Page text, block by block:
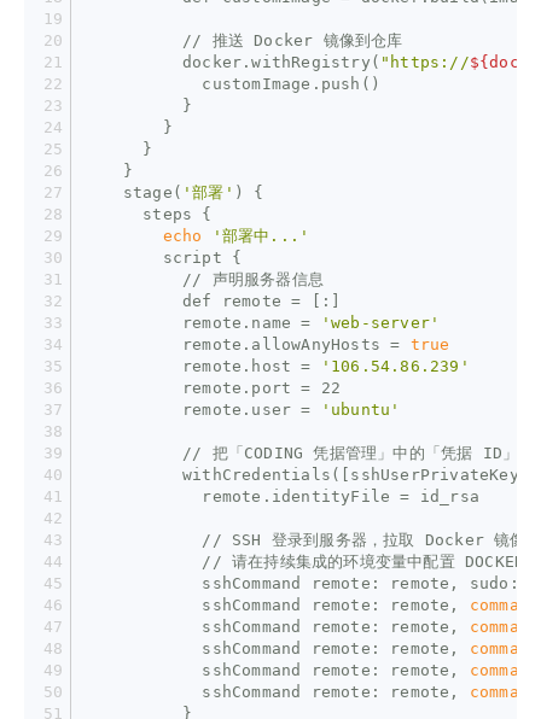
          // 推送 Docker 镜像到仓库
          docker.withRegistry(
"https://
            customImage.push()
          }
        }
      }
    }
    stage(
'部署' ) {
      steps {
echo
'部署中...'
        script {
          // 声明服务器信息
          def remote = [:]
          remote.name =
'web-server'
          remote.allowAnyHosts =
true
          remote.host =
'106.54.86.239'
          remote.port = 22
          remote.user =
'ubuntu'
// 把「CODING 凭据管理」中的「凭据 ID」
            remote.identityFile = id_rsa
            // SSH 登录到服务器，拉取 Docker 镜像
// 请在持续集成的环境变量中配置
            sshCommand remote: remote, sudo:
            sshCommand remote: remote,
command
            sshCommand remote: remote,
command
            sshCommand remote: remote,
command
            sshCommand remote: remote,
command
            sshCommand remote: remote,
command
          }